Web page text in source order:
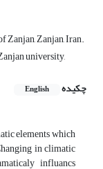
Zanjan, Zanjan, Iran.
university,
چکیده
English
elements which
in climatic
influancs